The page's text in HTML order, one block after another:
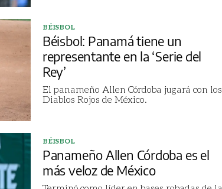
BÉISBOL
Béisbol: Panamá tiene un
representante en la ‘Serie del
Rey’
El panameño Allen Córdoba jugará con los
Diablos Rojos de México.
BÉISBOL
Panameño Allen Córdoba es el
más veloz de México